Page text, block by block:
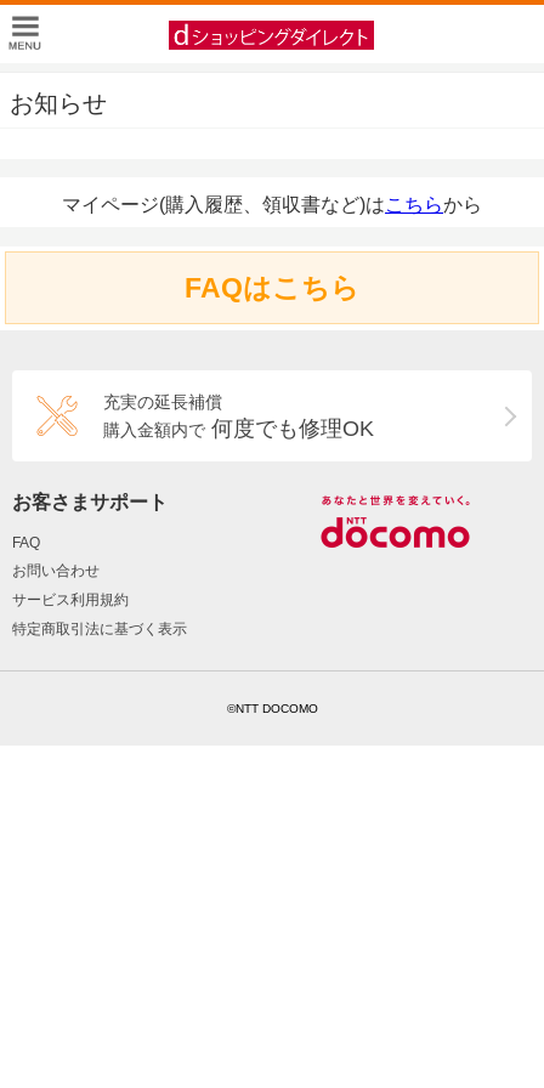
お知らせ
マイページ(購入履歴、領収書など)はこちらから
FAQはこちら
充実の延長補償
購入金額内で 何度でも修理OK
お客さまサポート
FAQ
お問い合わせ
サービス利用規約
特定商取引法に基づく表示
©NTT DOCOMO